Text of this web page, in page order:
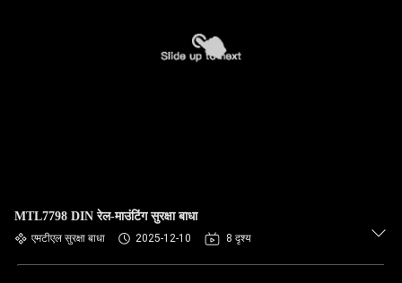
MTL7798 DIN रेल-माउंटिंग सुरक्षा बाधा
एमटीएल सुरक्षा बाधा 2025-12-10 8 दृश्य